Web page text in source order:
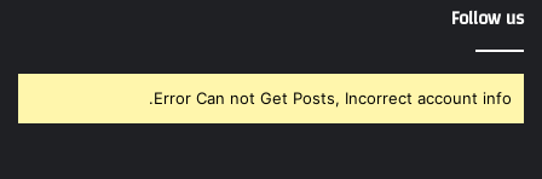
Follow us
Error Can not Get Posts, Incorrect account info.